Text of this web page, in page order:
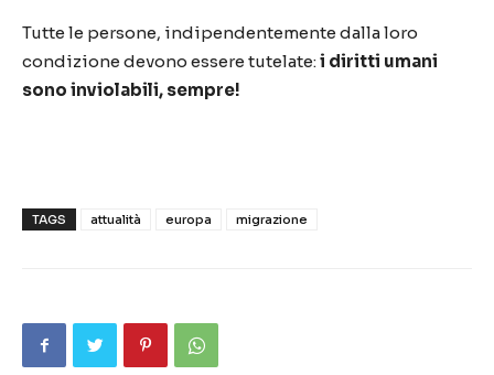
Tutte le persone, indipendentemente dalla loro
condizione devono essere tutelate:i diritti umani
sono inviolabili, sempre!
TAGS attualità europa migrazione